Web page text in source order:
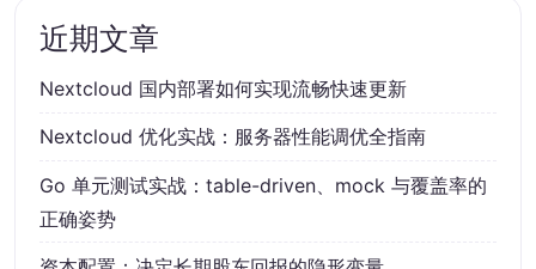
近期文章
Nextcloud 国内部署如何实现流畅快速更新
Nextcloud 优化实战：服务器性能调优全指南
Go 单元测试实战：table-driven、mock 与覆盖率的
正确姿势